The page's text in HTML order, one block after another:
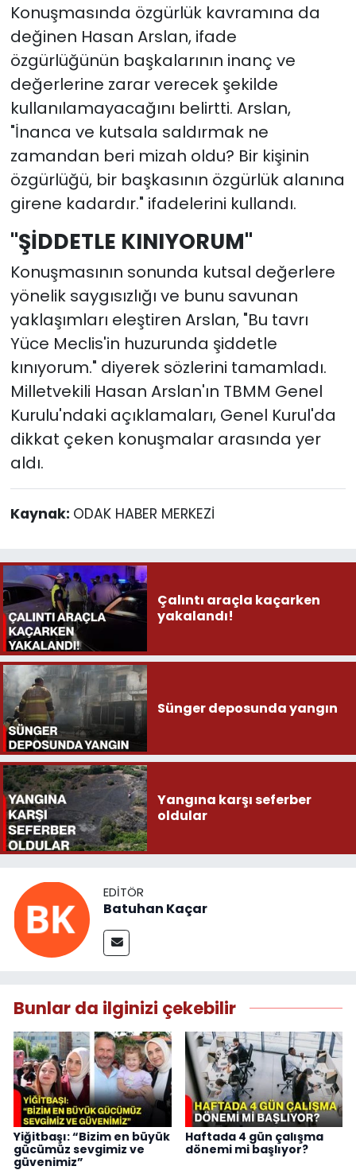
Konuşmasında özgürlük kavramına da
değinen Hasan Arslan, ifade
özgürlüğünün başkalarının inanç ve
değerlerine zarar verecek şekilde
kullanılamayacağını belirtti. Arslan,
"İnanca ve kutsala saldırmak ne
zamandan beri mizah oldu? Bir kişinin
özgürlüğü, bir başkasının özgürlük alanına
girene kadardır." ifadelerini kullandı.
"ŞİDDETLE KINIYORUM"
Konuşmasının sonunda kutsal değerlere
yönelik saygısızlığı ve bunu savunan
yaklaşımları eleştiren Arslan, "Bu tavrı
Yüce Meclis'in huzurunda şiddetle
kınıyorum." diyerek sözlerini tamamladı.
Milletvekili Hasan Arslan'ın TBMM Genel
Kurulu'ndaki açıklamaları, Genel Kurul'da
dikkat çeken konuşmalar arasında yer
aldı.
Kaynak: ODAK HABER MERKEZİ
Çalıntı araçla kaçarken
yakalandı!
Sünger deposunda yangın
Yangına karşı seferber
oldular
EDITÖR
Batuhan Kaçar
Bunlar da ilginizi çekebilir
Yiğitbaşı: “Bizim en büyük
gücümüz sevgimiz ve
güvenimiz”
Haftada 4 gün çalışma
dönemi mi başlıyor?